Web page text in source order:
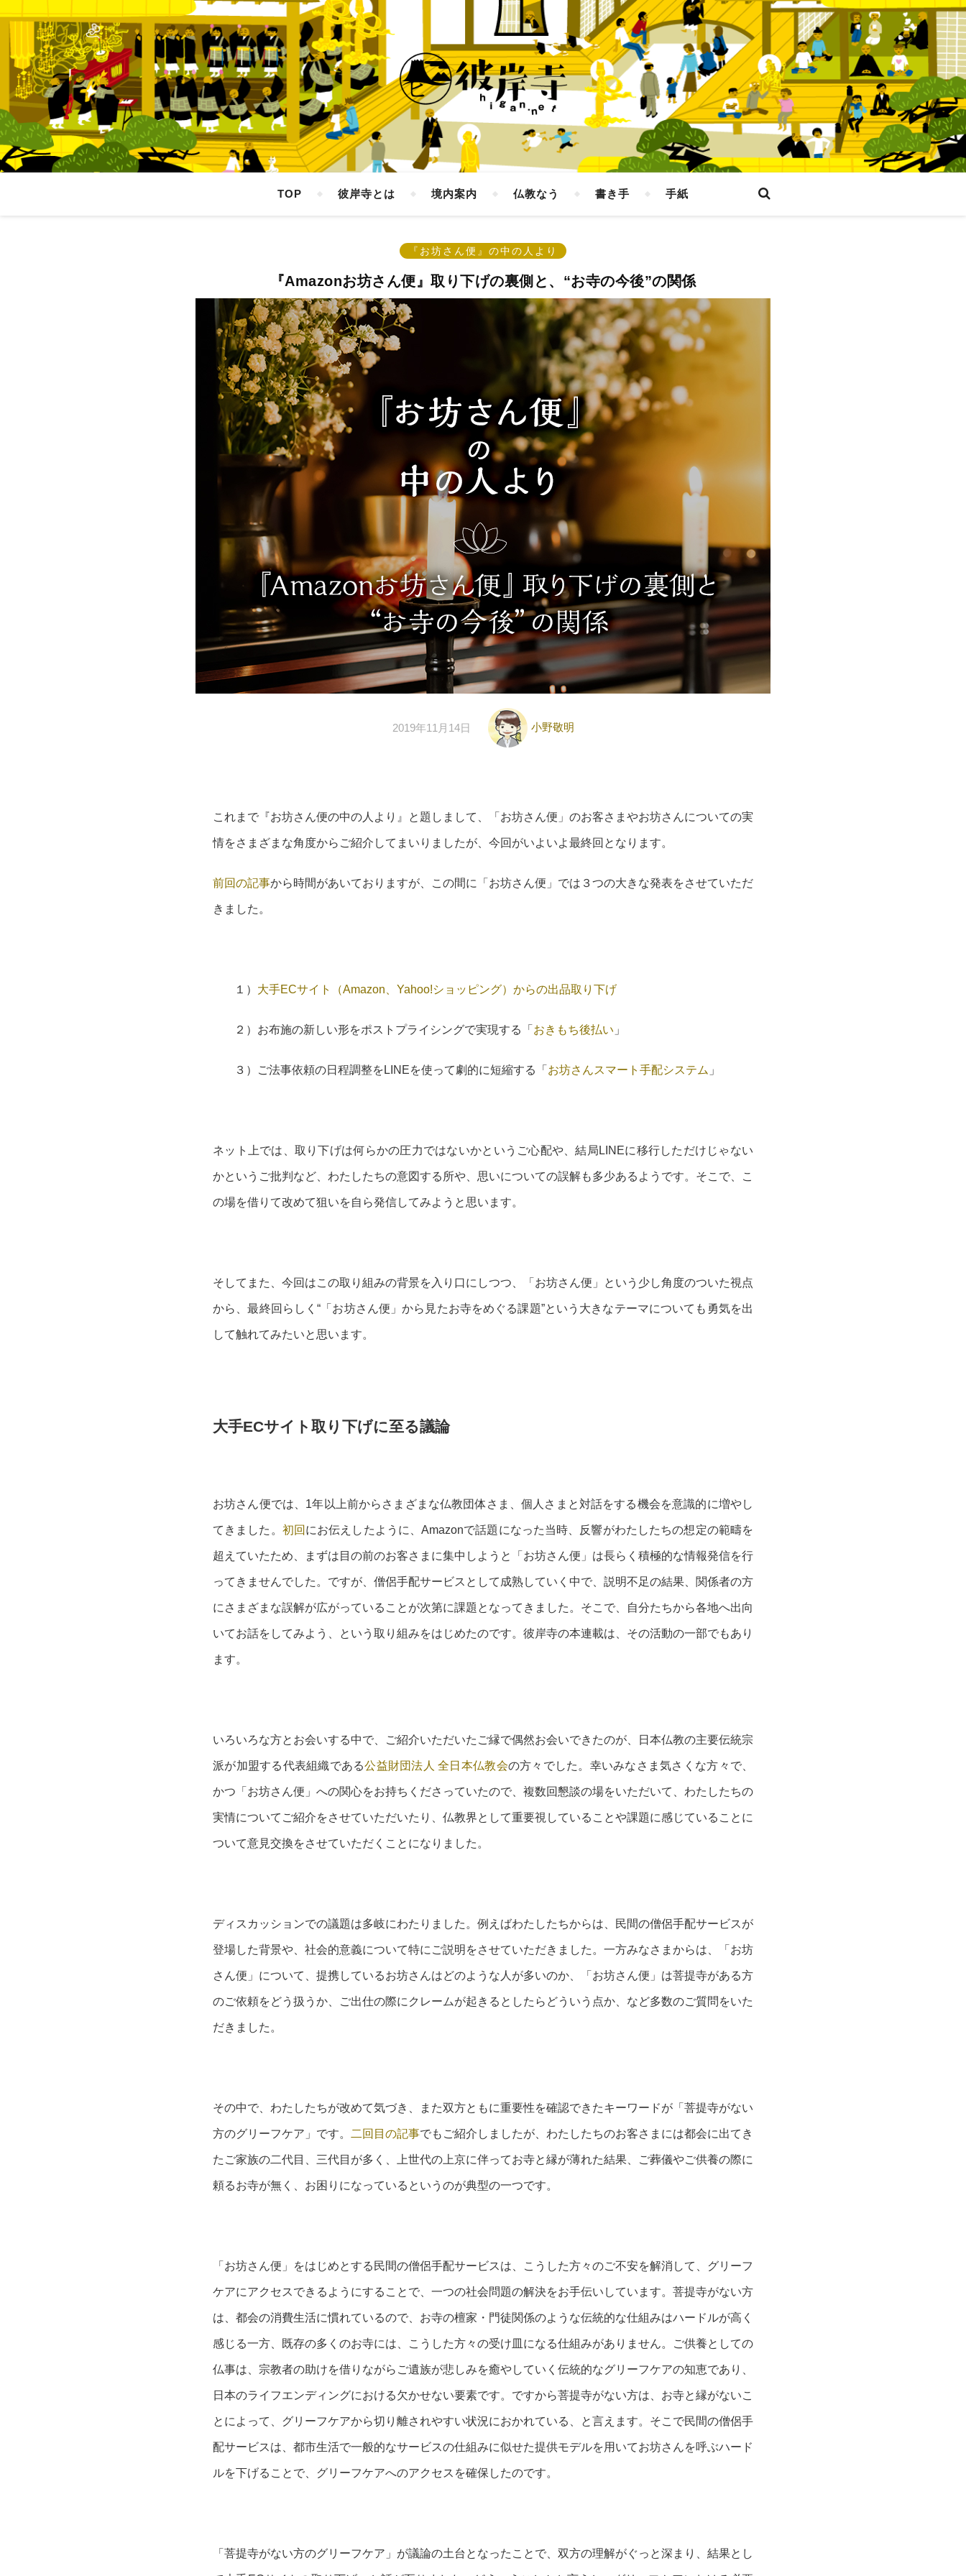
TOP 彼岸寺とは 境内案内 仏教なう 書き手 手紙
『お坊さん便』の中の人より
『Amazonお坊さん便』取り下げの裏側と、“お寺の今後”の関係
2019年11月14日 小野敬明
これまで『お坊さん便の中の人より』と題しまして、「お坊さん便」のお客さまやお坊さんについての実
情をさまざまな角度からご紹介してまいりましたが、今回がいよいよ最終回となります。
前回の記事から時間があいておりますが、この間に「お坊さん便」では３つの大きな発表をさせていただ
きました。
１） 大手ECサイト（Amazon、Yahoo!ショッピング）からの出品取り下げ
２）お布施の新しい形をポストプライシングで実現する「 おきもち後払い 」
３）ご法事依頼の日程調整をLINEを使って劇的に短縮する「 お坊さんスマート手配システム 」
ネット上では、取り下げは何らかの圧力ではないかというご心配や、結局LINEに移行しただけじゃない
かというご批判など、わたしたちの意図する所や、思いについての誤解も多少あるようです。そこで、こ
の場を借りて改めて狙いを自ら発信してみようと思います。
そしてまた、今回はこの取り組みの背景を入り口にしつつ、「お坊さん便」という少し角度のついた視点
から、最終回らしく“「お坊さん便」から見たお寺をめぐる課題”という大きなテーマについても勇気を出
して触れてみたいと思います。
大手ECサイト取り下げに至る議論
お坊さん便では、1年以上前からさまざまな仏教団体さま、個人さまと対話をする機会を意識的に増やし
てきました。 初回 にお伝えしたように、Amazonで話題になった当時、反響がわたしたちの想定の範疇を
超えていたため、まずは目の前のお客さまに集中しようと「お坊さん便」は長らく積極的な情報発信を行
ってきませんでした。ですが、僧侶手配サービスとして成熟していく中で、説明不足の結果、関係者の方
にさまざまな誤解が広がっていることが次第に課題となってきました。そこで、自分たちから各地へ出向
いてお話をしてみよう、という取り組みをはじめたのです。彼岸寺の本連載は、その活動の一部でもあり
ます。
いろいろな方とお会いする中で、ご紹介いただいたご縁で偶然お会いできたのが、日本仏教の主要伝統宗
派が加盟する代表組織である公益財団法人 全日本仏教会の方々でした。幸いみなさま気さくな方々で、
かつ「お坊さん便」への関心をお持ちくださっていたので、複数回懇談の場をいただいて、わたしたちの
実情についてご紹介をさせていただいたり、仏教界として重要視していることや課題に感じていることに
ついて意見交換をさせていただくことになりました。
ディスカッションでの議題は多岐にわたりました。例えばわたしたちからは、民間の僧侶手配サービスが
登場した背景や、社会的意義について特にご説明をさせていただきました。一方みなさまからは、「お坊
さん便」について、提携しているお坊さんはどのような人が多いのか、「お坊さん便」は菩提寺がある方
のご依頼をどう扱うか、ご出仕の際にクレームが起きるとしたらどういう点か、など多数のご質問をいた
だきました。
その中で、わたしたちが改めて気づき、また双方ともに重要性を確認できたキーワードが「菩提寺がない
方のグリーフケア」です。 二回目の記事でもご紹介しましたが、わたしたちのお客さまには都会に出てき
たご家族の二代目、三代目が多く、上世代の上京に伴ってお寺と縁が薄れた結果、ご葬儀やご供養の際に
頼るお寺が無く、お困りになっているというのが典型の一つです。
「お坊さん便」をはじめとする民間の僧侶手配サービスは、こうした方々のご不安を解消して、グリーフ
ケアにアクセスできるようにすることで、一つの社会問題の解決をお手伝いしています。菩提寺がない方
は、都会の消費生活に慣れているので、お寺の檀家・門徒関係のような伝統的な仕組みはハードルが高く
感じる一方、既存の多くのお寺には、こうした方々の受け皿になる仕組みがありません。ご供養としての
仏事は、宗教者の助けを借りながらご遺族が悲しみを癒やしていく伝統的なグリーフケアの知恵であり、
日本のライフエンディングにおける欠かせない要素です。ですから菩提寺がない方は、お寺と縁がないこ
とによって、グリーフケアから切り離されやすい状況におかれている、と言えます。そこで民間の僧侶手
配サービスは、都市生活で一般的なサービスの仕組みに似せた提供モデルを用いてお坊さんを呼ぶハード
ルを下げることで、グリーフケアへのアクセスを確保したのです。
「菩提寺がない方のグリーフケア」が議論の土台となったことで、双方の理解がぐっと深まり、結果とし